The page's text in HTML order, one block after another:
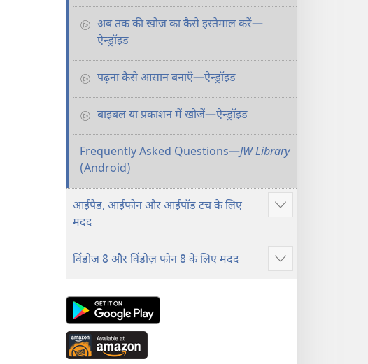
अब तक की खोज का कैसे इस्तेमाल करें—
ऐन्ड्रॉइड
पढ़ना कैसे आसान बनाएँ—ऐन्ड्रॉइड
बाइबल या प्रकाशन में खोजें—ऐन्ड्रॉइड
Frequently Asked Questions​—JW Library
(Android)
आईपैड, आईफोन और आईपॉड टच के लिए
मदद
Show
विंडोज़ 8 और विंडोज़ फोन 8 के लिए मदद
Show
more
Android
App
on
Google
Available
at